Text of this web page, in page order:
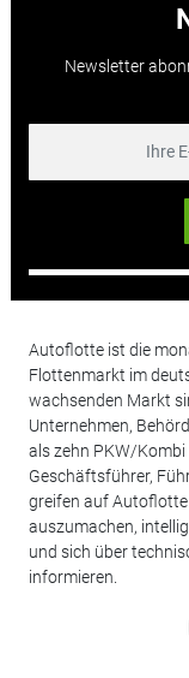
Newsletter
Autoflotte ist die
Flottenmarkt im
wachsenden Markt
Unternehmen,
als zehn PKW/
Geschäftsführer,
greifen auf
auszumachen,
und sich über
informieren.